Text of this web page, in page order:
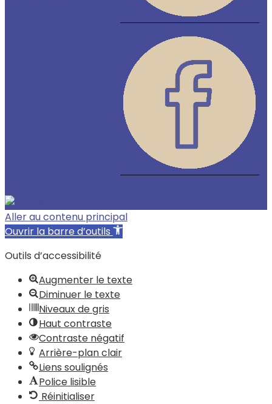
Aller au contenu principal
Ouvrir la barre d’outils
Outils d’accessibilité
Augmenter le texte
Diminuer le texte
Niveaux de gris
Haut contraste
Contraste négatif
Arrière-plan clair
Liens soulignés
Police lisible
Réinitialiser